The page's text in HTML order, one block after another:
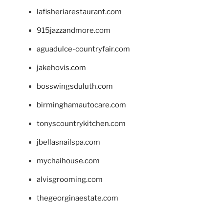
lafisheriarestaurant.com
915jazzandmore.com
aguadulce-countryfair.com
jakehovis.com
bosswingsduluth.com
birminghamautocare.com
tonyscountrykitchen.com
jbellasnailspa.com
mychaihouse.com
alvisgrooming.com
thegeorginaestate.com